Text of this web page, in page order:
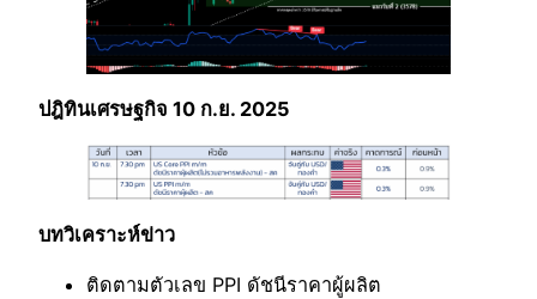
ปฎิทินเศรษฐกิจ 10 ก.ย. 2025
บทวิเคราะห์ข่าว
ติดตามตัวเลข PPI ดัชนีราคาผู้ผลิต